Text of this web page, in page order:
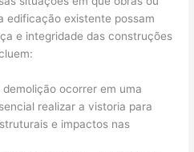
edificação existente possam
e integridade das construções
ocorrer em uma
realizar a vistoria para
e impactos nas